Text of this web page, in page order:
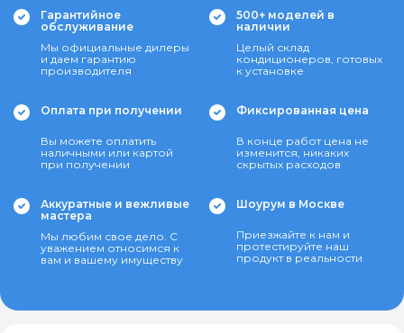
Гарантийное
обслуживание
Мы официальные дилеры
и даем гарантию
производителя
500+ моделей в
наличии
Целый склад
кондиционеров, готовых
к установке
Оплата при получении
Вы можете оплатить
наличными или картой
при получении
Фиксированная цена
В конце работ цена не
изменится, никаких
скрытых расходов
Аккуратные и вежливые
мастера
Мы любим свое дело. С
уважением относимся к
вам и вашему имуществу
Шоурум в Москве
Приезжайте к нам и
протестируйте наш
продукт в реальности